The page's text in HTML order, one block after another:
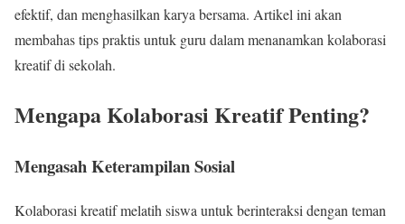
efektif, dan menghasilkan karya bersama. Artikel ini akan
membahas tips praktis untuk guru dalam menanamkan kolaborasi
kreatif di sekolah.
Mengapa Kolaborasi Kreatif Penting?
Mengasah Keterampilan Sosial
Kolaborasi kreatif melatih siswa untuk berinteraksi dengan teman